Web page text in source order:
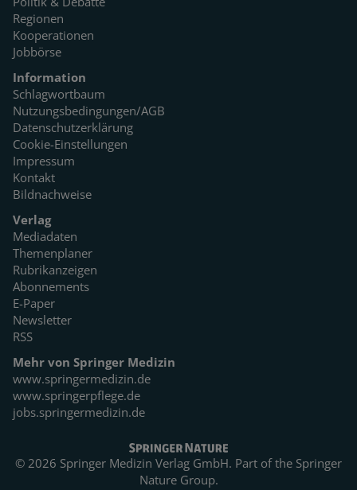
Regionen
Kooperationen
Jobbörse
Information
Schlagwortbaum
Nutzungsbedingungen/AGB
Datenschutzerklärung
Cookie-Einstellungen
Impressum
Kontakt
Bildnachweise
Verlag
Mediadaten
Themenplaner
Rubrikanzeigen
Abonnements
E-Paper
Newsletter
RSS
Mehr von Springer Medizin
www.springermedizin.de
www.springerpflege.de
jobs.springermedizin.de
© 2026 Springer Medizin Verlag GmbH. Part of the Springer
Nature Group.